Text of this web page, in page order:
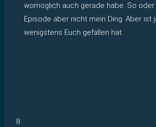
womöglich auch gerade habe. So
Episode aber nicht mein Ding. Aber ist
wenigstens Euch gefallen hat.